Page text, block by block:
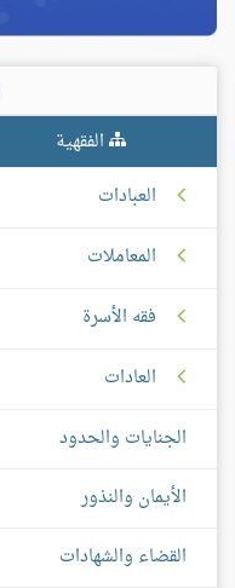
الفقهية
العبادات
المعاملات
فقه الأسرة
العادات
الجنايات والحدود
الأيمان والنذور
القضاء والشهادات